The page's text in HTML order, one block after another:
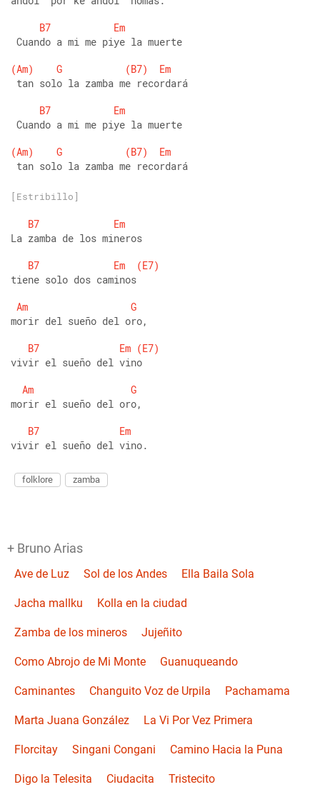
B7
Em
Cuando a mi me piye la muerte
(Am)
G (B7)
Em
tan solo la zamba me recordará
B7
Em
Cuando a mi me piye la muerte
(Am)
G (B7)
Em
tan solo la zamba me recordará
[Estribillo]
B7
Em
La zamba de los mineros
B7
Em
(E7)
tiene solo dos caminos
Am
G
morir del sueño del oro,
B7
Em (E7)
vivir el sueño del vino
Am
G
morir el sueño del oro,
B7
Em
vivir el sueño del vino.
folklore zamba
+ Bruno Arias
Ave de Luz Sol de los Andes Ella Baila Sola
Jacha mallku Kolla en la ciudad
Zamba de los mineros Jujeñito
Como Abrojo de Mi Monte Guanuqueando
Caminantes Changuito Voz de Urpila Pachamama
Marta Juana González La Vi Por Vez Primera
Florcitay Singani Congani Camino Hacia la Puna
Digo la Telesita Ciudacita Tristecito